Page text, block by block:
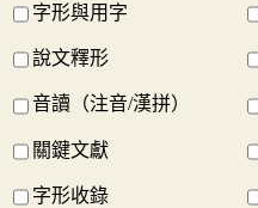
字形與用字
說文釋形
音讀（注音/漢拼）
關鍵文獻
字形收錄